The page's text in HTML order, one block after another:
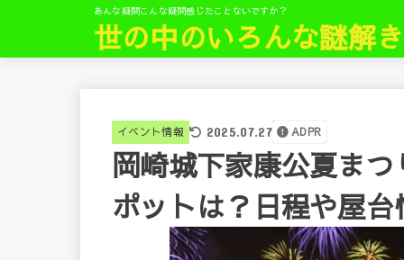
あんな疑問こんな疑問感じたことないですか？
世の中のいろんな謎解き
イベント情報 2025.07.27 ADPR
岡崎城下家康公夏ま
ポットは？日程や屋